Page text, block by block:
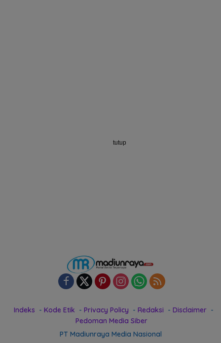
Indeks Kode Etik Privacy Policy Redaksi
Disclaimer
Pedoman Media Siber
PT Madiunraya Media Nasional
tutup